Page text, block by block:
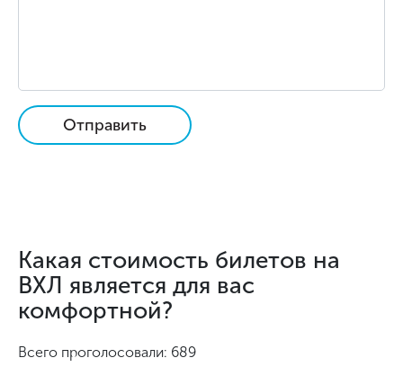
Отправить
Какая стоимость билетов на
ВХЛ является для вас
комфортной?
Всего проголосовали: 689